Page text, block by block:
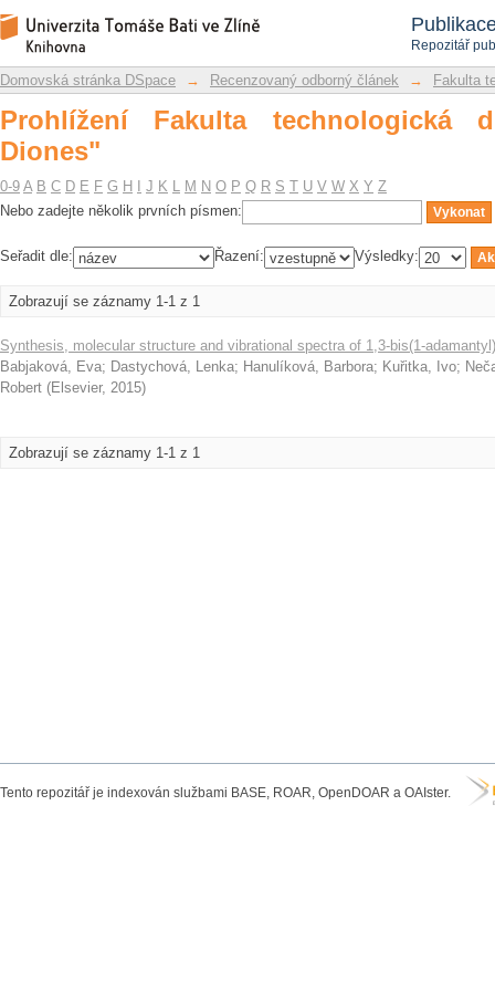
Repozitář
Prohlížení Fakulta technologická dle
Repozitář DSpace/Manakin
Domovská stránka DSpace → Recenzovaný odborný článek → Fakulta
Prohlížení Fakulta technologická
Diones"
0-9 A B C D E F G H J K L M N O P Q R S T U V W X Y Z
Nebo zadejte několik prvních písmen:
Seřadit dle: Řazení: Výsledky:
Zobrazují se záznamy 1-1 z 1
Synthesis, molecular structure and vibrational spectra of 1,3-bis(1-
Babjaková, Eva; Dastychová, Lenka; Hanulíková, Barbora; Kuřitka, Ivo;
Robert (Elsevier, 2015)
Zobrazují se záznamy 1-1 z 1
Tento repozitář je indexován službami BASE, ROAR, OpenDOAR a OAIster.